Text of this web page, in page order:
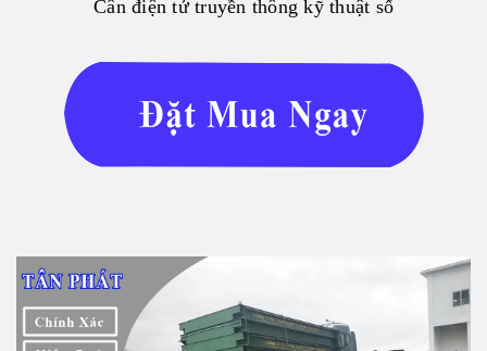
Cân điện tử truyền thông kỹ thuật số